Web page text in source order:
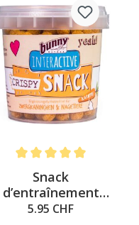
Snack
d’entraînement
aux carottes 30g
5.95 CHF